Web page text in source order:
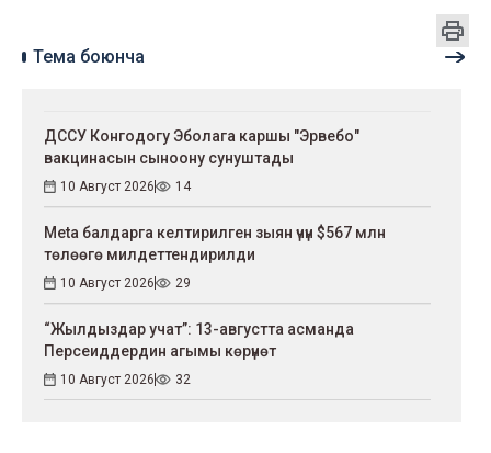
Тема боюнча
ДССУ Конгодогу Эболага каршы "Эрвебо"
вакцинасын сыноону сунуштады
10 Август 2026 14
Meta балдарга келтирилген зыян үчүн $567 млн
төлөөгө милдеттендирилди
10 Август 2026 29
“Жылдыздар учат”: 13-aвгустта асманда
Персеиддердин агымы көрүнөт
10 Август 2026 32